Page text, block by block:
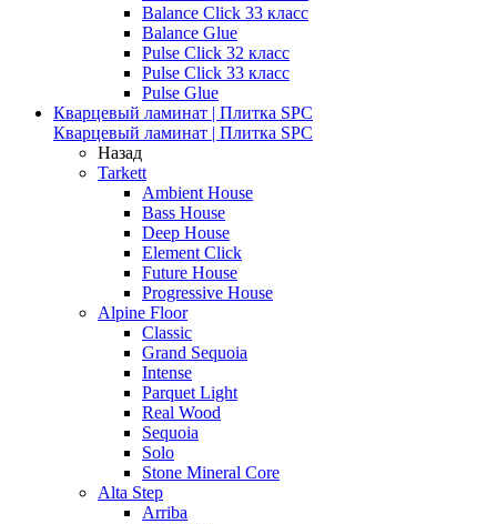
Balance Click 33 класс
Balance Glue
Pulse Click 32 класс
Pulse Click 33 класс
Pulse Glue
Кварцевый ламинат | Плитка SPC
Кварцевый ламинат | Плитка SPC
Назад
Tarkett
Ambient House
Bass House
Deep House
Element Click
Future House
Progressive House
Alpine Floor
Classic
Grand Sequoia
Intense
Parquet Light
Real Wood
Sequoia
Solo
Stone Mineral Core
Alta Step
Arriba